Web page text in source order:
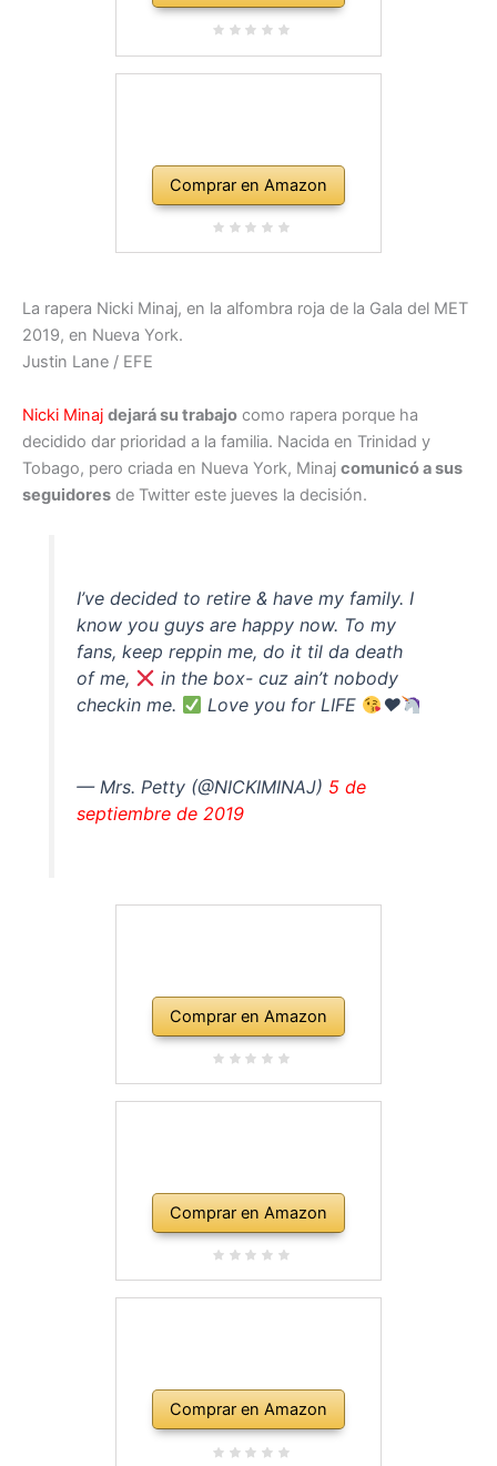
Comprar en Amazon
La rapera Nicki Minaj, en la alfombra roja de la Gala del MET
2019, en Nueva York.
Justin Lane / EFE
Nicki Minaj dejará su trabajo como rapera porque ha
decidido dar prioridad a la familia. Nacida en Trinidad y
Tobago, pero criada en Nueva York, Minaj comunicó a sus
seguidores de Twitter este jueves la decisión.
I’ve decided to retire & have my family. I
know you guys are happy now. To my
fans, keep reppin me, do it til da death
of me,
in the box- cuz ain’t nobody
checkin me.
Love you for LIFE ♥️
— Mrs. Petty (@NICKIMINAJ) 5 de
septiembre de 2019
Comprar en Amazon
Comprar en Amazon
Comprar en Amazon